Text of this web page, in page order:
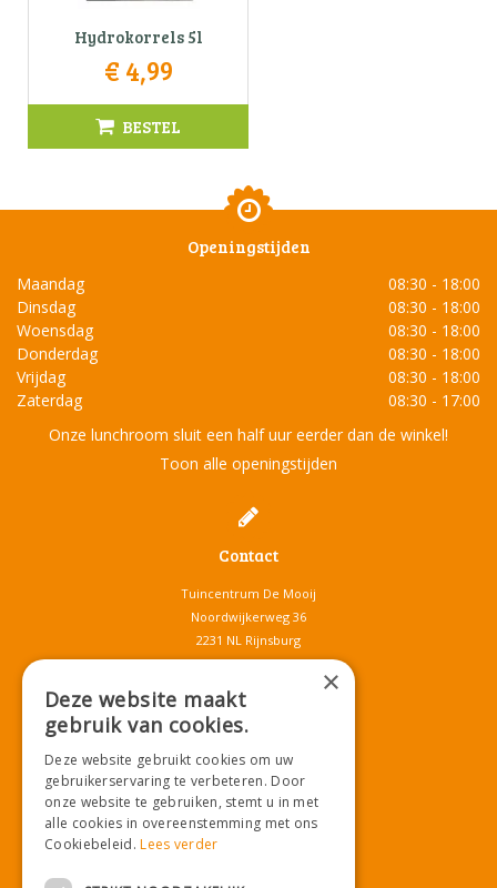
Hydrokorrels 5l
€ 4,99
BESTEL
Openingstijden
Maandag
08:30 - 18:00
Dinsdag
08:30 - 18:00
Woensdag
08:30 - 18:00
Donderdag
08:30 - 18:00
Vrijdag
08:30 - 18:00
Zaterdag
08:30 - 17:00
Onze lunchroom sluit een half uur eerder dan de winkel!
Toon alle openingstijden
Contact
Tuincentrum De Mooij
Noordwijkerweg 36
2231 NL Rijnsburg
T.071-4080959
info@tuincentrumdemooij.nl
Download onze App!
×
Deze website maakt
gebruik van cookies.
Deze website gebruikt cookies om uw
gebruikerservaring te verbeteren. Door
onze website te gebruiken, stemt u in met
alle cookies in overeenstemming met ons
Cookiebeleid.Lees verder